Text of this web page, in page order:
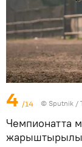
4 /14 © Sputnik /
Чемпионатта